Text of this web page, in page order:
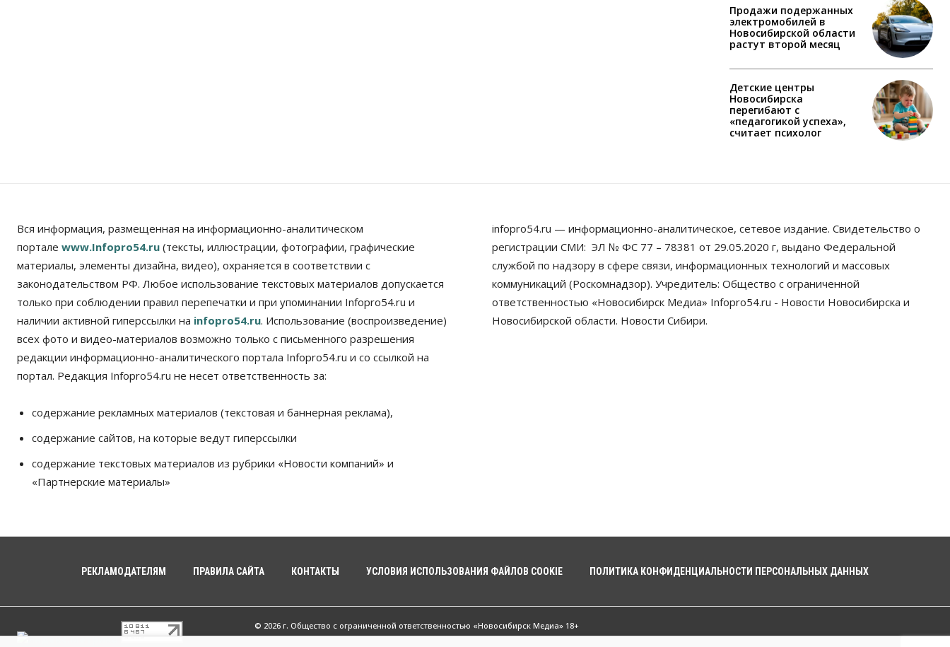
Продажи подержанных
электромобилей в
Новосибирской области
растут второй месяц
Детские центры
Новосибирска
перегибают с
«педагогикой успеха»,
считает психолог
Вся информация, размещенная на информационно-аналитическом
портале www.Infopro54.ru (тексты, иллюстрации, фотографии, графические
материалы, элементы дизайна, видео), охраняется в соответствии с
законодательством РФ. Любое использование текстовых материалов допускается
только при соблюдении правил перепечатки и при упоминании Infopro54.ru и
наличии активной гиперссылки на infopro54.ru. Использование (воспроизведение)
всех фото и видео-материалов возможно только с письменного разрешения
редакции информационно-аналитического портала Infopro54.ru и со ссылкой на
портал. Редакция Infopro54.ru не несет ответственность за:
содержание рекламных материалов (текстовая и баннерная реклама),
содержание сайтов, на которые ведут гиперссылки
содержание текстовых материалов из рубрики «Новости компаний» и
«Партнерские материалы»
infopro54.ru — информационно-аналитическое, сетевое издание. Свидетельство о
регистрации СМИ: ЭЛ № ФС 77 – 78381 от 29.05.2020 г, выдано Федеральной
службой по надзору в сфере связи, информационных технологий и массовых
коммуникаций (Роскомнадзор). Учредитель: Общество с ограниченной
ответственностью «Новосибирск Медиа» Infopro54.ru - Новости Новосибирска и
Новосибирской области. Новости Сибири.
РЕКЛАМОДАТЕЛЯМ ПРАВИЛА САЙТА КОНТАКТЫ УСЛОВИЯ ИСПОЛЬЗОВАНИЯ ФАЙЛОВ COOKIE ПОЛИТИКА КОНФИДЕНЦИАЛЬНОСТИ ПЕРСОНАЛЬНЫХ ДАННЫХ
© 2026 г. Общество с ограниченной ответственностью «Новосибирск Медиа» 18+